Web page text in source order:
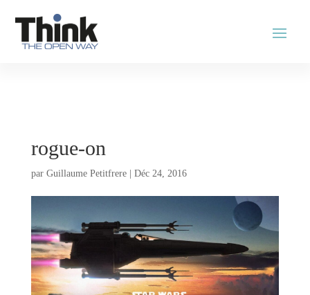
rogue-on
par Guillaume Petitfrere| Déc 24, 2016